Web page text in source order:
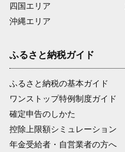
四国エリア
沖縄エリア
ふるさと納税ガイド
ふるさと納税の基本ガイド
ワンストップ特例制度ガイド
確定申告のしかた
控除上限額シミュレーション
年金受給者・自営業者の方へ